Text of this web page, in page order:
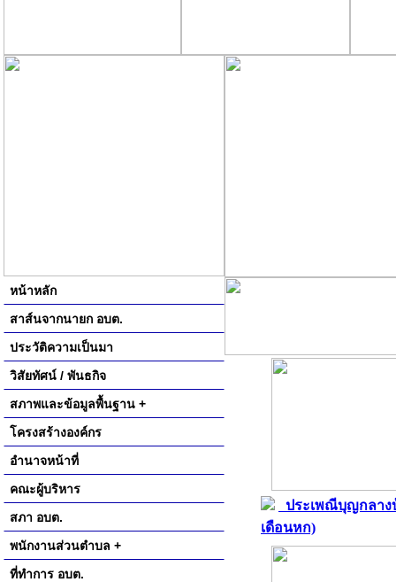
หน้าหลัก
สาส์นจากนายก อบต.
ประวัติความเป็นมา
วิสัยทัศน์ / พันธกิจ
สภาพและข้อมูลพื้นฐาน +
โครงสร้างองค์กร
อำนาจหน้าที่
คณะผู้บริหาร
สภา อบต.
พนักงานส่วนตำบล +
ที่ทำการ อบต.
ประเพณีบุญกลา
เดือนหก)